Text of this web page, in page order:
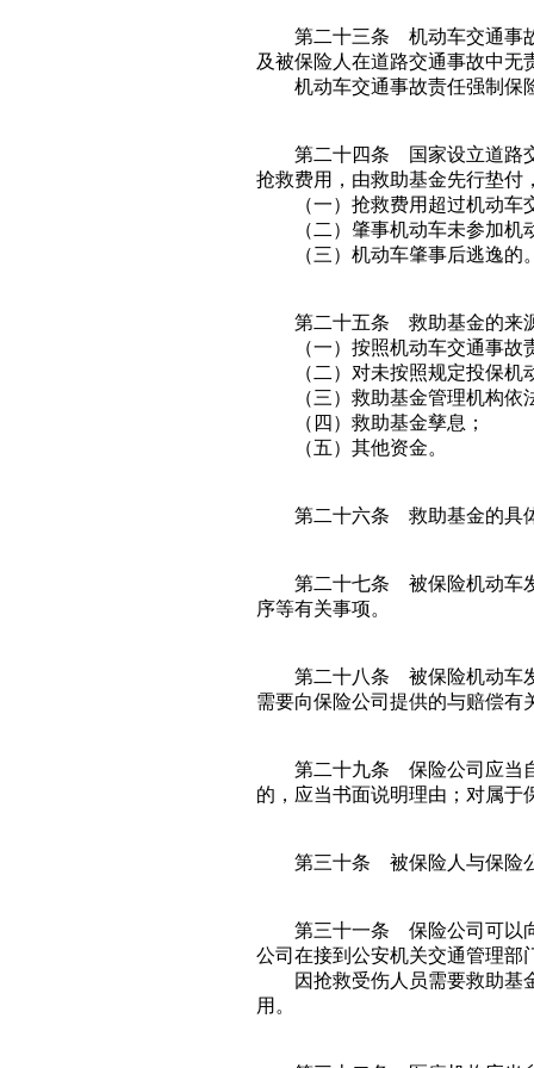
第二十三条 机动车交通事故
及被保险人在道路交通事故中无
机动车交通事故责任强制保险
第二十四条 国家设立道路交
抢救费用，由救助基金先行垫付
（一）抢救费用超过机动车
（二）肇事机动车未参加机
（三）机动车肇事后逃逸的
第二十五条 救助基金的来
（一）按照机动车交通事故
（二）对未按照规定投保机动
（三）救助基金管理机构依
（四）救助基金孳息；
（五）其他资金。
第二十六条 救助基金的具体
第二十七条 被保险机动车发
序等有关事项。
第二十八条 被保险机动车发
需要向保险公司提供的与赔偿有
第二十九条 保险公司应当自
的，应当书面说明理由；对属于
第三十条 被保险人与保险公
第三十一条 保险公司可以向
公司在接到公安机关交通管理部
因抢救受伤人员需要救助基金
用。